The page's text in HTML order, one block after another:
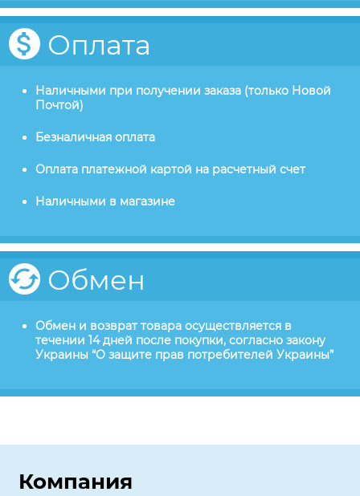
Оплата
Наличными при получении заказа (только Новой
Почтой)
Безналичная оплата
Оплата платежной картой на расчетный счет
Наличными в магазине
Обмен
Обмен и возврат товара осуществляется в
течении 14 дней после покупки, согласно закону
Украины “О защите прав потребителей Украины”
Компания